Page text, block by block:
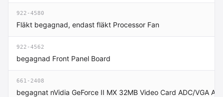
922-4580
Fläkt begagnad, endast fläkt Processor Fan
922-4562
begagnad Front Panel Board
661-2408
begagnat nVidia GeForce II MX 32MB Video Card ADC/VGA